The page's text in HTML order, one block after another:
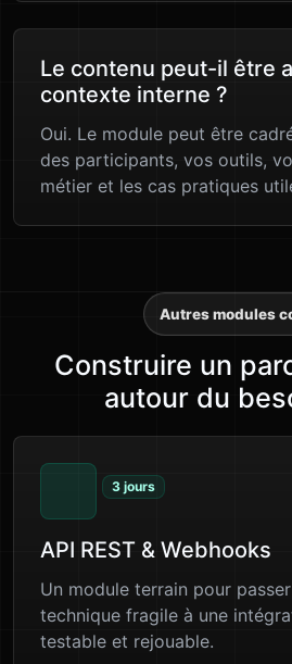
Le contenu peut-il être
contexte interne ?
Oui. Le module peut être
des participants, vos outils,
métier et les cas pratiques
Autres modules
Construire un
autour du
3 jours
API REST & Webhooks
Un module terrain pour
technique fragile à une
testable et rejouable.